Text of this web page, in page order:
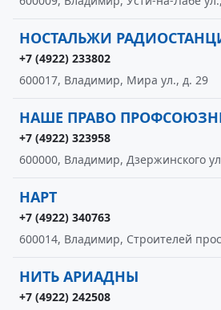
НОСТАЛЬЖИ
+7 (4922) 233802
600017, Владимир, Мира ул., д. 29
НАШЕ ПРАВО
+7 (4922) 323958
600000, Владимир, Дзержинского
НАРТ
+7 (4922) 340763
600014, Владимир, Строителей
НИТЬ АРИАДНЫ
+7 (4922) 242508